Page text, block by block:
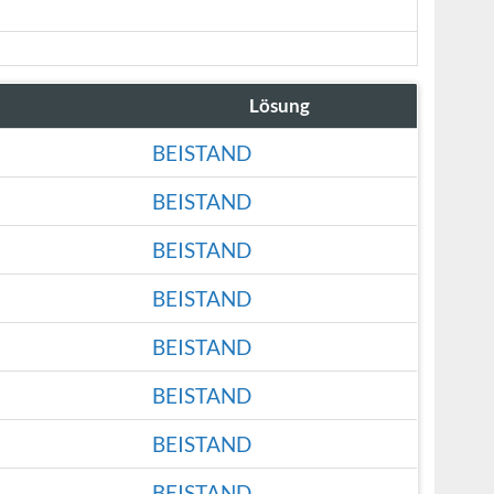
Lösung
BEISTAND
BEISTAND
BEISTAND
BEISTAND
BEISTAND
BEISTAND
BEISTAND